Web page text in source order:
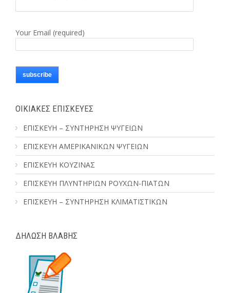
Your Email (required)
ΟΙΚΙΑΚΕΣ ΕΠΙΣΚΕΥΕΣ
ΕΠΙΣΚΕΥΗ – ΣΥΝΤΗΡΗΣΗ ΨΥΓΕΙΩΝ
ΕΠΙΣΚΕΥΗ ΑΜΕΡΙΚΑΝΙΚΩΝ ΨΥΓΕΙΩΝ
ΕΠΙΣΚΕΥΗ ΚΟΥΖΙΝΑΣ
ΕΠΙΣΚΕΥΗ ΠΛΥΝΤΗΡΙΩΝ ΡΟΥΧΩΝ-ΠΙΑΤΩΝ
ΕΠΙΣΚΕΥΗ – ΣΥΝΤΗΡΗΣΗ ΚΛΙΜΑΤΙΣΤΙΚΩΝ
ΔΗΛΩΣΗ ΒΛΑΒΗΣ